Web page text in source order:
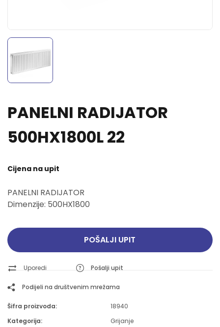
PANELNI RADIJATOR
500HX1800L 22
Cijena na upit
PANELNI RADIJATOR
Dimenzije: 500HX1800
POŠALJI UPIT
Uporedi Pošalji upit
Podijeli na društvenim mrežama
Šifra proizvoda:
18940
Kategorija:
Grijanje